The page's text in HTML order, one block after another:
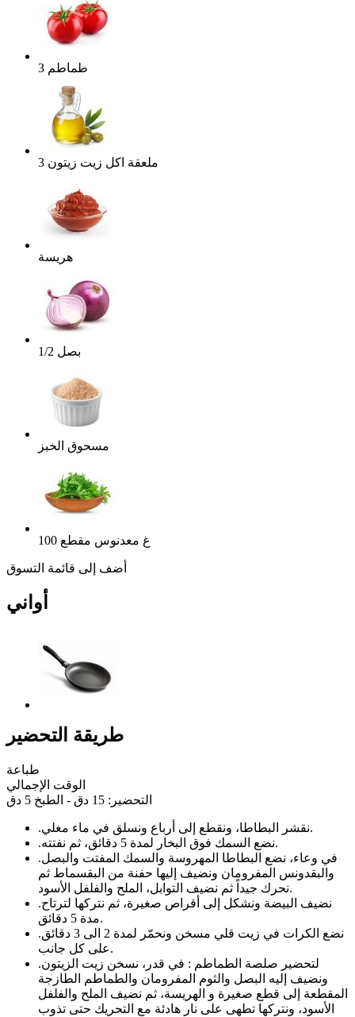
3 طماطم
3 ملعقة اكل زيت زيتون
هريسة
1/2 بصل
مسحوق الخبز
100 غ معدنوس مقطع
أضف إلى قائمة التسوق
أواني
طريقة التحضير
طباعة
الوقت الإجمالي
التحضير: 15 دق - الطبخ 5 دق
.
نقشر البطاطا، ونقطع إلى أرباع ونسلق في ماء مغلي.
.
نضع السمك فوق البخار لمدة 5 دقائق، ثم نفتته.
.في وعاء، نضع البطاطا المهروسة والسمك المفتت والبصل
والبقدونس المفرومان ونضيف إليها حفنة من البقسماط ثم
نحرك جيداً ثم نضيف التوابل، الملح والفلفل الأسود.
.نضيف البيضة ونشكل إلى أقراص صغيرة، ثم نتركها لترتاح
مدة 5 دقائق.
.نضع الكرات في زيت قلي مسخن ونحمّر لمدة 2 الى 3 دقائق
على كل جانب.
.لتحضير صلصة الطماطم : في قدر، نسخن زيت الزيتون
ونضيف إليه البصل والثوم المفرومان والطماطم الطازجة
المقطعة إلى قطع صغيرة و الهريسة، ثم نضيف الملح والفلفل
الأسود، ونتركها تطهى على نار هادئة مع التحريك حتى تذوب